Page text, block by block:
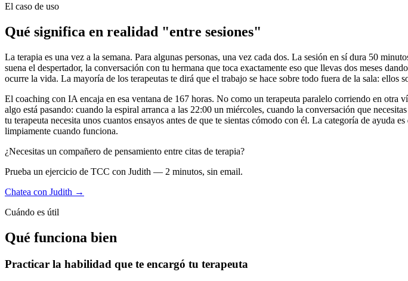
El caso de uso
Qué significa en realidad "entre sesiones"
La terapia es una vez a la semana. Para algunas personas, una vez cada dos. La sesión en sí dura 50
suena el despertador, la conversación con tu hermana que toca exactamente eso que llevas dos meses
ocurre la vida. La mayoría de los terapeutas te dirá que el trabajo se hace sobre todo fuera de la sala: ellos
El coaching con IA encaja en esa ventana de 167 horas. No como un terapeuta paralelo corriendo en otra
algo está pasando: cuando la espiral arranca a las 22:00 un miércoles, cuando la conversación que
tu terapeuta necesita unos cuantos ensayos antes de que te sientas cómodo con él. La categoría de
limpiamente cuando funciona.
¿Necesitas un compañero de pensamiento entre citas de terapia?
Prueba un ejercicio de TCC con Judith — 2 minutos, sin email.
Chatea con Judith →
Cuándo es útil
Qué funciona bien
Practicar la habilidad que te encargó tu terapeuta